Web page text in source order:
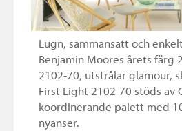
Lugn, sammansatt och
Benjamin Moores årets färg
2102-70, utstrålar glamour,
First Light 2102-70 stöds av
koordinerande palett med
nyanser.